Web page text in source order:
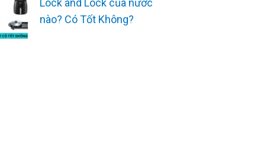
Lock and Lock của nước
nào? Có Tốt Không?